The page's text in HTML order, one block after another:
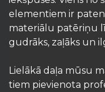
elementiem ir
materiālu patēriņu
gudrāks, zaļāks un
Lielākā daļa mūsu
tiem pievienota